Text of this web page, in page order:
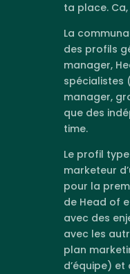
ta place.
La
des profils
manager,
spécialistes
manager,
que des
time.
Le profil
marketeur
pour la
de Head of
avec des
avec les
plan
d’équipe)